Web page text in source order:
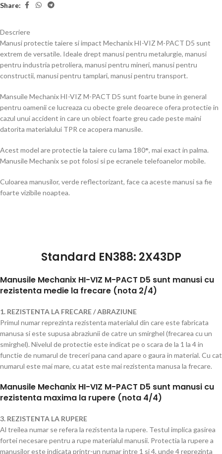
Share:
Descriere
Manusi protectie taiere si impact Mechanix HI-VIZ M-PACT D5 sunt
extrem de versatile. Ideale drept manusi pentru metalurgie, manusi
pentru industria petroliera, manusi pentru mineri, manusi pentru
constructii, manusi pentru tamplari, manusi pentru transport.
Mansuile Mechanix HI-VIZ M-PACT D5 sunt foarte bune in general
pentru oamenii ce lucreaza cu obecte grele deoarece ofera protectie in
cazul unui accident in care un obiect foarte greu cade peste maini
datorita materialului TPR ce acopera manusile.
Acest model are protectie la taiere cu lama 180°, mai exact in palma.
Manusile Mechanix se pot folosi si pe ecranele telefoanelor mobile.
Culoarea manusilor, verde reflectorizant, face ca aceste manusi sa fie
foarte vizibile noaptea.
Standard EN388: 2X43DP
Manusile Mechanix HI-VIZ M-PACT D5 sunt manusi cu
rezistenta medie la frecare (nota 2/4)
1. REZISTENTA LA FRECARE / ABRAZIUNE
Primul numar reprezinta rezistenta materialul din care este fabricata
manusa si este supusa abraziunii de catre un smirghel (frecarea cu un
smirghel). Nivelul de protectie este indicat pe o scara de la 1 la 4 in
functie de numarul de treceri pana cand apare o gaura in material. Cu cat
numarul este mai mare, cu atat este mai rezistenta manusa la frecare.
Manusile Mechanix HI-VIZ M-PACT D5 sunt manusi cu
rezistenta maxima la rupere (nota 4/4)
3. REZISTENTA LA RUPERE
Al treilea numar se refera la rezistenta la rupere. Testul implica gasirea
fortei necesare pentru a rupe materialul manusii. Protectia la rupere a
manusilor este indicata printr-un numar intre 1 si 4, unde 4 reprezinta